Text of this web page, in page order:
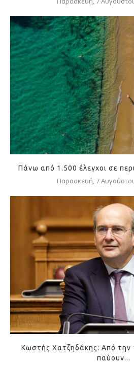
Πάνω από 1.500 έλεγχοι σε
Παρασκευή, 7
Κωστής Χατζηδάκης: Από την
παύουν...